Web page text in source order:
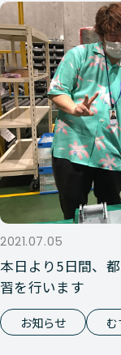
2021.07.05
本日より5日間、
習を行います
お知らせ